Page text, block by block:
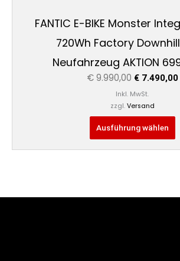
FANTIC E-BIKE Monster
720Wh Factory
Neufahrzeug AKTION
€9.990,00 €7.490,00
Inkl. MwSt.
zzgl. Versand
Ausführung wählen